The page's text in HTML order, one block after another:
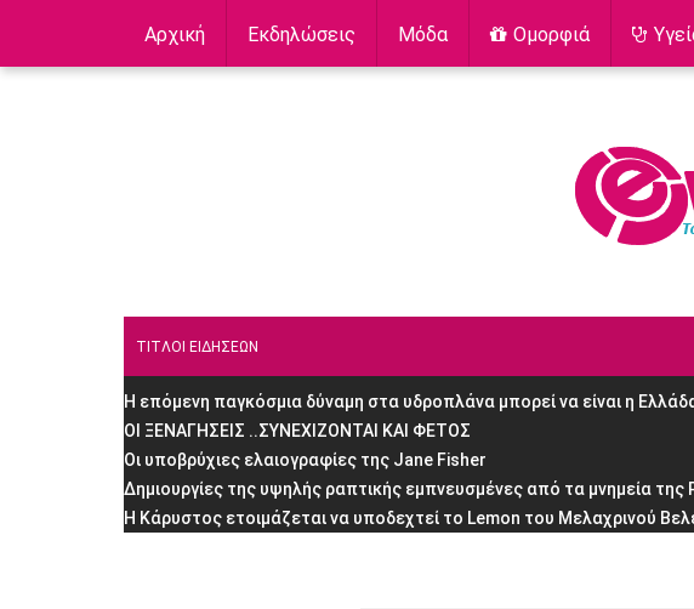
Αρχική Εκδηλώσεις Μόδα Ομορφιά
ΤΙΤΛΟΙ ΕΙΔΗΣΕΩΝ
Η επόμενη παγκόσμια δύναμη στα υδροπλάνα μπορεί να είναι η
ΟΙ ΞΕΝΑΓΗΣΕΙΣ ..ΣΥΝΕΧΙΖΟΝΤΑΙ ΚΑΙ ΦΕΤΟΣ
Οι υποβρύχιες ελαιογραφίες της Jane Fisher
Δημιουργίες της υψηλής ραπτικής εμπνευσμένες από τα μνημεία της
H Κάρυστος ετοιμάζεται να υποδεχτεί το Lemon του Μελαχρινού